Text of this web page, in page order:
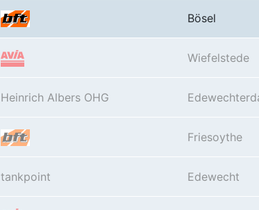
Bösel
Wiefelstede
Heinrich Albers OHG
Friesoythe
tankpoint Edewecht